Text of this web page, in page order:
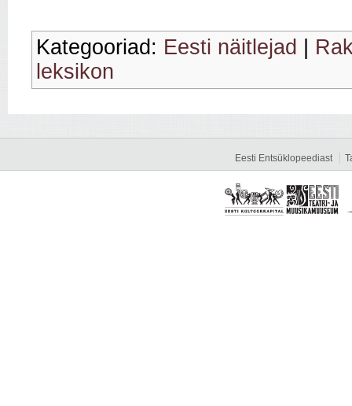
Kategooriad: Eesti näitlejad
leksikon
Eesti Entsüklopeediast